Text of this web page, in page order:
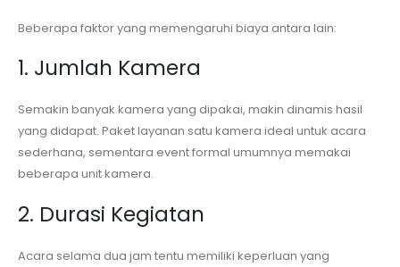
Beberapa faktor yang memengaruhi biaya antara lain:
1. Jumlah Kamera
Semakin banyak kamera yang dipakai, makin dinamis hasil
yang didapat. Paket layanan satu kamera ideal untuk acara
sederhana, sementara event formal umumnya memakai
beberapa unit kamera.
2. Durasi Kegiatan
Acara selama dua jam tentu memiliki keperluan yang